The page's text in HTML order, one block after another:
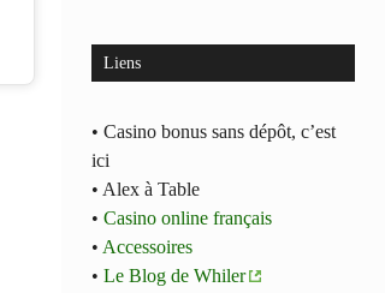
Liens
• Casino bonus sans dépôt, c’est
ici
• Alex à Table
•Casino online français
• Accessoires
•Le Blog de Whiler